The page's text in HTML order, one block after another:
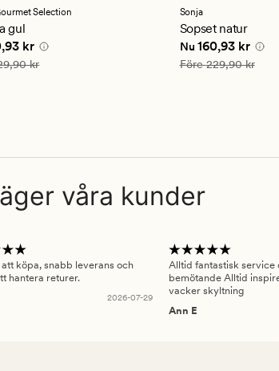
Selection
gul
pris
kr
pris 229,90 kr
kr
ett
genomsnittligt
betyg
på
4.5
Sonja
Sopset natur
Nuvarande pris
Nu 160,93 kr
Ordinarie pris
Före229,90 kr
våra kunder
köpa, snabb leverans och
hantera returer.
2026-07-29
Alltid fantastisk service
bemötande Alltid
vacker skyltning
Ann E